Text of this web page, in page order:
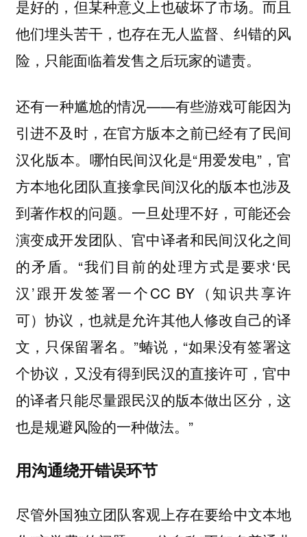
是好的，但某种意义上也破坏了市场。而且
他们埋头苦干，也存在无人监督、纠错的风
险，只能面临着发售之后玩家的谴责。
还有一种尴尬的情况——有些游戏可能因为
引进不及时，在官方版本之前已经有了民间
汉化版本。哪怕民间汉化是“用爱发电”，官
方本地化团队直接拿民间汉化的版本也涉及
到著作权的问题。一旦处理不好，可能还会
演变成开发团队、官中译者和民间汉化之间
的矛盾。“我们目前的处理方式是要求‘民
汉’跟开发签署一个CC BY（知识共享许
可）协议，也就是允许其他人修改自己的译
文，只保留署名。”蝽说，“如果没有签署这
个协议，又没有得到民汉的直接许可，官中
的译者只能尽量跟民汉的版本做出区分，这
也是规避风险的一种做法。”
用沟通绕开错误环节
尽管外国独立团队客观上存在要给中文本地